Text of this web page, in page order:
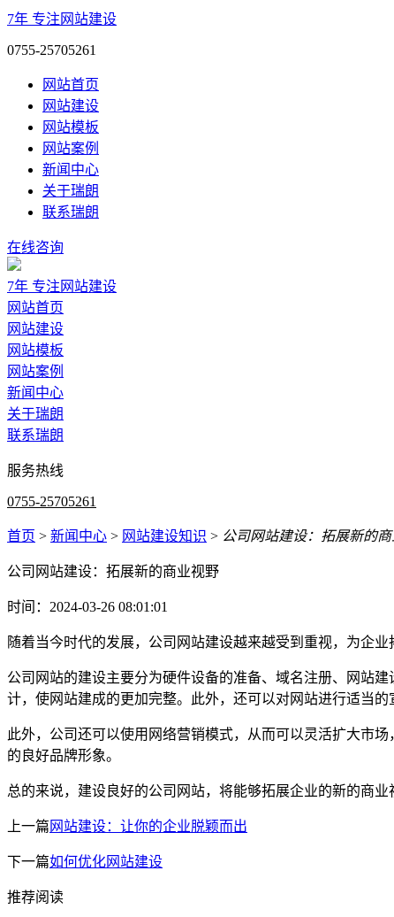
7年 专注网站建设
0755-25705261
网站首页
网站建设
网站模板
网站案例
新闻中心
关于瑞朗
联系瑞朗
在线咨询
7年 专注网站建设
网站首页
网站建设
网站模板
网站案例
新闻中心
关于瑞朗
联系瑞朗
服务热线
0755-25705261
首页 > 新闻中心 > 网站建设知识 > 公司网站建设：拓展新的
公司网站建设：拓展新的商业视野
时间：2024-03-26 08:01:01
随着当今时代的发展，公司网站建设越来越受到重视，为企
公司网站的建设主要分为硬件设备的准备、域名注册、网站
计，使网站建成的更加完整。此外，还可以对网站进行适当
此外，公司还可以使用网络营销模式，从而可以灵活扩大市
的良好品牌形象。
总的来说，建设良好的公司网站，将能够拓展企业的新的商
上一篇 网站建设：让你的企业脱颖而出
下一篇如何优化网站建设
推荐阅读